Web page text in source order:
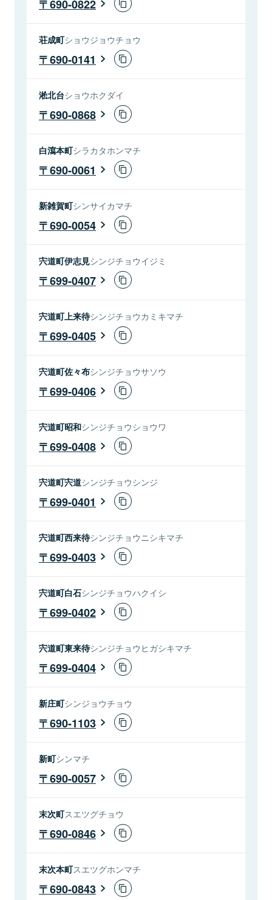
690-0822
荘成町ショウジョウチョウ
690-0141
淞北台ショウホクダイ
690-0868
白瀉本町シラカタホンマチ
690-0061
新雑賀町シンサイカマチ
690-0054
宍道町伊志見シンジチョウイジミ
699-0407
宍道町上来待シンジチョウカミキマチ
699-0405
宍道町佐々布シンジチョウサソウ
699-0406
宍道町昭和シンジチョウショウワ
699-0408
宍道町宍道シンジチョウシンジ
699-0401
宍道町西来待シンジチョウニシキマチ
699-0403
宍道町白石シンジチョウハクイシ
699-0402
宍道町東来待シンジチョウヒガシキマチ
699-0404
新庄町シンジョウチョウ
690-1103
新町シンマチ
690-0057
末次町スエツグチョウ
690-0846
末次本町スエツグホンマチ
690-0843